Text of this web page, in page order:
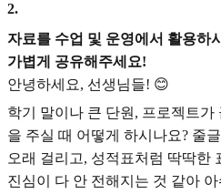
2.
자료를 수업 및 운영에서 활용하
가볍게 공유해주세요!
안녕하세요, 선생님들! 😊
학기 말이나 큰 단원, 프로젝트가
을 주실 때 어떻게 하시나요? 줄
오래 걸리고, 성적표처럼 딱딱한
진심이 다 안 전해지는 것 같아